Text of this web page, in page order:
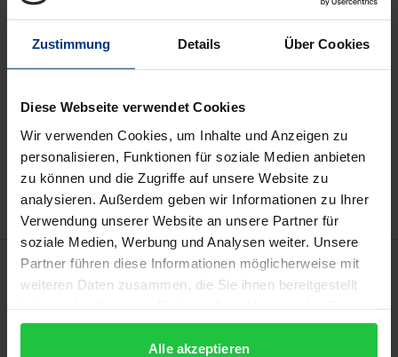
Zustimmung Details Über Cookies
Diese Webseite verwendet Cookies
Wir verwenden Cookies, um Inhalte und Anzeigen zu
personalisieren, Funktionen für soziale Medien anbieten
zu können und die Zugriffe auf unsere Website zu
analysieren. Außerdem geben wir Informationen zu Ihrer
Verwendung unserer Website an unsere Partner für
soziale Medien, Werbung und Analysen weiter. Unsere
Partner führen diese Informationen möglicherweise mit
weiteren Daten zusammen, die Sie ihnen bereitgestellt
gesammelt haben.
Alle akzeptieren
Prices include VAT. Depending on the delivery address, VAT
may vary at checkout.
Add to Wish List
Delivery cost notice
Description
Regulation, a new remedy was introduced in Art. 5